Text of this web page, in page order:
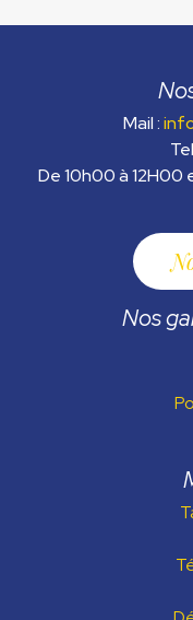
Mail :
De 10h00 à 12H00
Nos